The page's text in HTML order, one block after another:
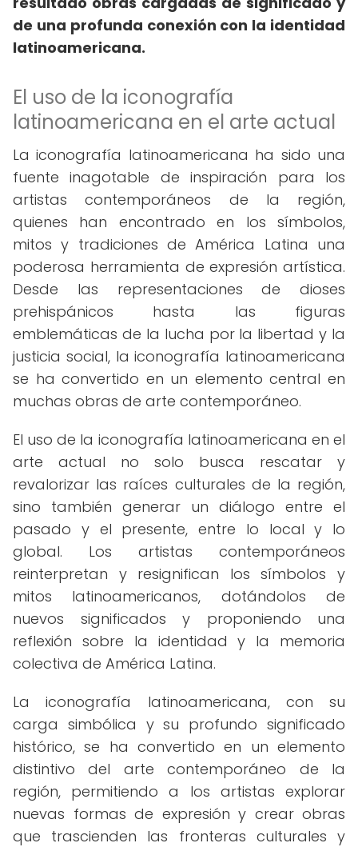
de una profunda conexión con la identidad
latinoamericana.
El uso de la iconografía
latinoamericana en el arte actual
La iconografía latinoamericana ha sido una
fuente inagotable de inspiración para los
artistas contemporáneos de la región,
quienes han encontrado en los símbolos,
mitos y tradiciones de América Latina una
poderosa herramienta de expresión artística.
Desde las representaciones de dioses
prehispánicos hasta las figuras
emblemáticas de la lucha por la libertad y la
justicia social, la iconografía latinoamericana
se ha convertido en un elemento central en
muchas obras de arte contemporáneo.
El uso de la iconografía latinoamericana en el
arte actual no solo busca rescatar y
revalorizar las raíces culturales de la región,
sino también generar un diálogo entre el
pasado y el presente, entre lo local y lo
global. Los artistas contemporáneos
reinterpretan y resignifican los símbolos y
mitos latinoamericanos, dotándolos de
nuevos significados y proponiendo una
reflexión sobre la identidad y la memoria
colectiva de América Latina.
La iconografía latinoamericana, con su
carga simbólica y su profundo significado
histórico, se ha convertido en un elemento
distintivo del arte contemporáneo de la
región, permitiendo a los artistas explorar
nuevas formas de expresión y crear obras
que trascienden las fronteras culturales y